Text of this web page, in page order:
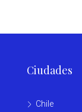
Ciudades
Chile